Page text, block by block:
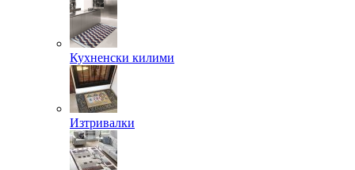
Кухненски килими
Изтривалки